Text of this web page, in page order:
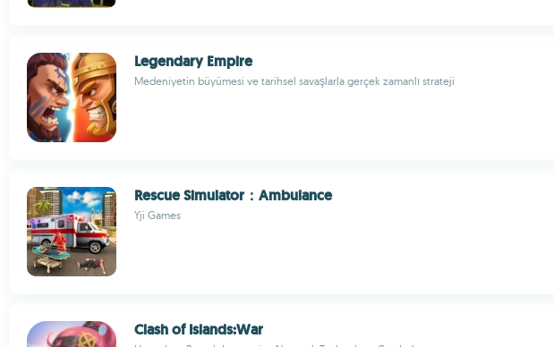
Legendary Empire
Medeniyetin büyümesi ve tarihsel savaşlarla gerçek zamanlı strateji
Rescue Simulator：Ambulance
Yji Games
Clash of Islands:War